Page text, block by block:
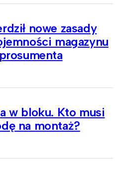
nowe zasady
magazynu
w bloku. Kto musi
na montaż?